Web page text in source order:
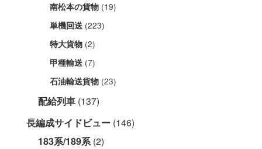
南松本の貨物 (19)
単機回送 (223)
特大貨物 (2)
甲種輸送 (7)
石油輸送貨物 (23)
配給列車 (137)
長編成サイドビュー (146)
183系/189系(2)